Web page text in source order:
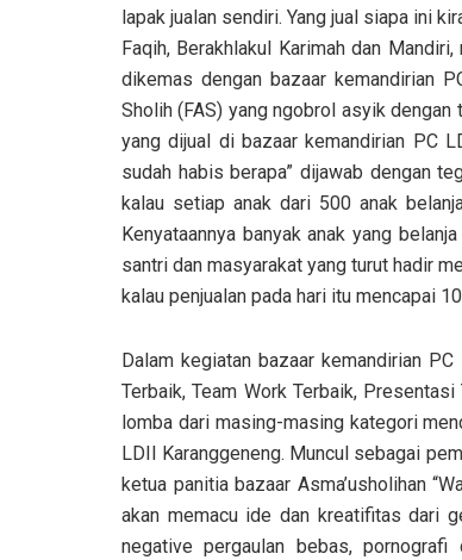
lapak jualan sendiri. Yang jual siapa ini
Faqih, Berakhlakul Karimah dan
dikemas dengan bazaar kemandirian
Sholih (FAS) yang ngobrol asyik dengan
yang dijual di bazaar kemandirian PC
sudah habis berapa” dijawab dengan
kalau setiap anak dari 500 anak
Kenyataannya banyak anak yang
santri dan masyarakat yang turut hadir
kalau penjualan pada hari itu mencapai
Dalam kegiatan bazaar kemandirian
Terbaik, Team Work Terbaik,
lomba dari masing-masing kategori
LDII Karanggeneng. Muncul sebagai
ketua panitia bazaar Asma’usholihan
akan memacu ide dan kreatifitas dari
negative pergaulan bebas, pornografi